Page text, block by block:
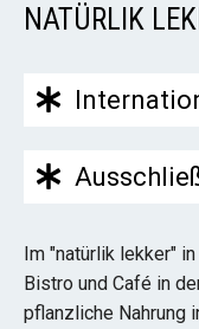
NATÜRLIK
Im "natürlik lekker"
Bistro und Café in
pflanzliche Nahrung